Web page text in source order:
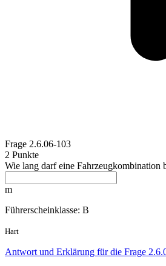
Frage 2.6.06-103
2 Punkte
Wie lang darf eine Fahrzeugkombination
m
Führerscheinklasse: B
Hart
Antwort und Erklärung für die Frage